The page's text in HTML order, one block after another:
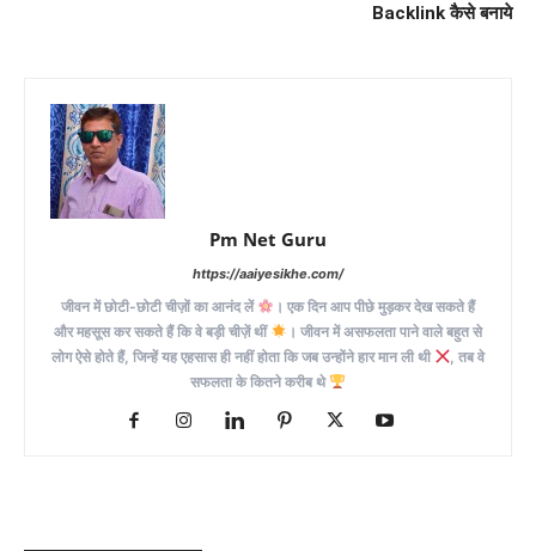
Backlink कैसे बनाये
Pm Net Guru
https://aaiyesikhe.com/
जीवन में छोटी-छोटी चीज़ों का आनंद लें
। एक दिन आप पीछे मुड़कर देख सकते हैं
और महसूस कर सकते हैं कि वे बड़ी चीज़ें थीं
। जीवन में असफलता पाने वाले बहुत से
लोग ऐसे होते हैं, जिन्हें यह एहसास ही नहीं होता कि जब उन्होंने हार मान ली थी
, तब वे
सफलता के कितने करीब थे